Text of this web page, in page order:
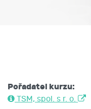
Pořadatel kurzu:
TSM, spol. s r. o.